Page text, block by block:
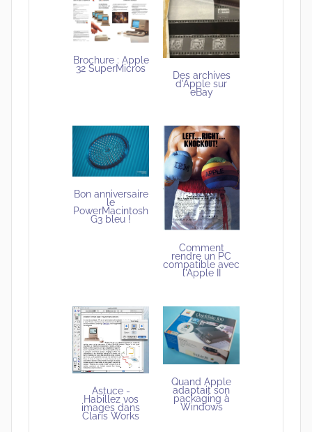
Brochure : Apple
32 SuperMicros
Des archives
d'Apple sur
eBay
Bon anniversaire
le
PowerMacintosh
G3 bleu !
Comment
rendre un PC
compatible avec
l'Apple II
Astuce -
Habillez vos
images dans
Claris Works
Quand Apple
adaptait son
packaging à
Windows